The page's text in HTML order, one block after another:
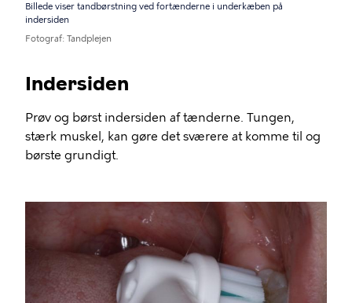
Billede viser tandbørstning ved fortænderne i underkæben på
indersiden
Fotograf Tandplejen
Indersiden
Prøv og børst indersiden af tænderne. Tungen,
stærk muskel, kan gøre det sværere at komme til og
børste grundigt.